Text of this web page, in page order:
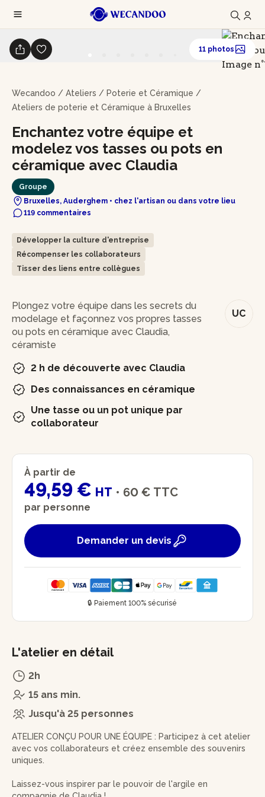
Wecandoo / Ateliers / Poterie et Céramique /
Ateliers de poterie et Céramique à Bruxelles
Enchantez votre équipe et
modelez vos tasses ou pots en
céramique avec Claudia
Groupe
Bruxelles, Auderghem • chez l'artisan ou dans votre lieu
119 commentaires
11 photos
Développer la culture d'entreprise
Récompenser les collaborateurs
Tisser des liens entre collègues
En bref
UC
Plongez votre équipe dans les secrets du
modelage et façonnez vos propres tasses
ou pots en céramique avec Claudia,
céramiste
2 h de découverte avec Claudia
Des connaissances en céramique
Une tasse ou un pot unique par
collaborateur
À partir de
49,59 € HT • 60 € TTC
par personne
Demander un devis
🔒 Paiement 100% sécurisé
L'atelier en détail
2h
15 ans min.
Jusqu'à 25 personnes
ATELIER CONÇU POUR UNE ÉQUIPE : Participez à cet atelier
avec vos collaborateurs et créez ensemble des souvenirs
uniques.
Laissez-vous inspirer par le pouvoir de l'argile en